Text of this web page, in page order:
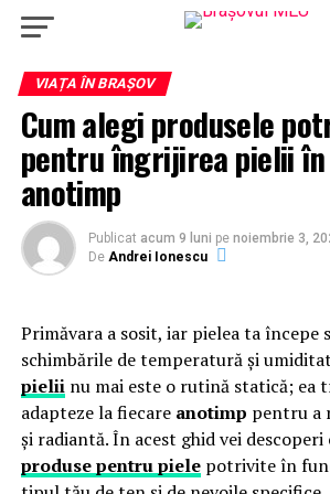
VIAȚA ÎN BRAȘOV
Cum alegi produsele
pentru îngrijirea pielii
anotimp
Publicat acum 9 luni pe noiembrie 3,
De Andrei Ionescu
Primăvara a sosit, iar pielea ta începe
schimbările de temperatură și
pieliinu mai este o rutină statică; ea
adapteze la fiecare anotimp pentru a
și radiantă. În acest ghid vei descoperi
produse pentru pielepotrivite în